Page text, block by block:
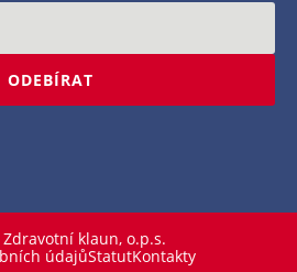
ODEBÍRAT
klaun, o.p.s.
údajůStatutKontakty